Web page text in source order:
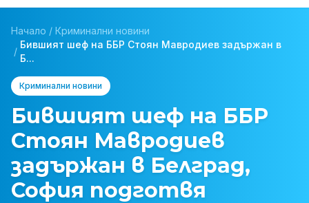
Начало / Криминални новини
/
Бившият шеф на ББР Стоян Мавродиев задържан в
Б...
Криминални новини
Бившият шеф на ББР
Стоян Мавродиев
задържан в Белград,
София подготвя